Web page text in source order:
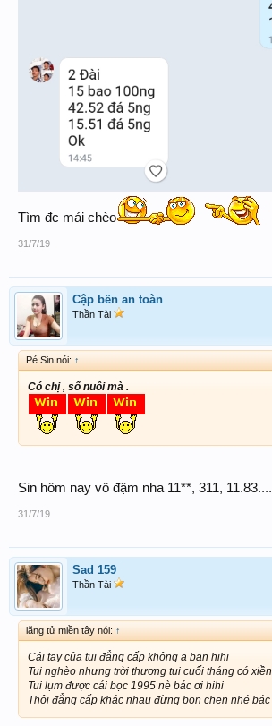
Tìm đc mái chèo
31/7/19
Cập bến an toàn
Thần Tài
Pé Sin nói: ↑
Có chị , số nuôi mà .
Sin hôm nay vô đậm nha 11**, 311, 11.83....
31/7/19
Sad 159
Thần Tài
lãng tử miền tây nói: ↑
Cái tay của tui đẳng cấp không a bạn hihi
Tui nghèo nhưng trời thương tui cuối tháng có xiền
Tui lụm được cái bọc 1995 nè bác ơi hihi
Thôi đẳng cấp khác nhau đừng bon chen nhé bác